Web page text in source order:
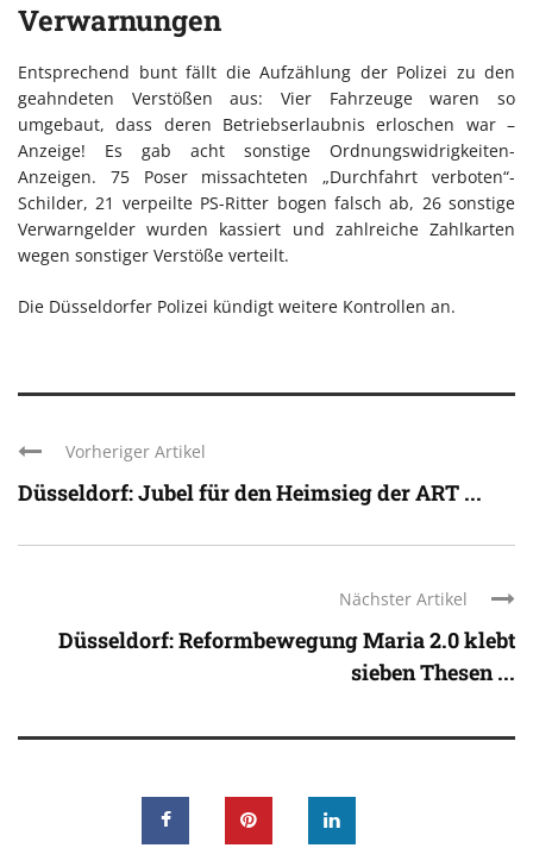
Verwarnungen
Entsprechend bunt fällt die Aufzählung der Polizei zu den
geahndeten Verstößen aus: Vier Fahrzeuge waren so
umgebaut, dass deren Betriebserlaubnis erloschen war –
Anzeige! Es gab acht sonstige Ordnungswidrigkeiten-
Anzeigen. 75 Poser missachteten „Durchfahrt verboten“-
Schilder, 21 verpeilte PS-Ritter bogen falsch ab, 26 sonstige
Verwarngelder wurden kassiert und zahlreiche Zahlkarten
wegen sonstiger Verstöße verteilt.
Die Düsseldorfer Polizei kündigt weitere Kontrollen an.
Vorheriger Artikel
Düsseldorf: Jubel für den Heimsieg der ART ...
Nächster Artikel
Düsseldorf: Reformbewegung Maria 2.0 klebt
sieben Thesen ...